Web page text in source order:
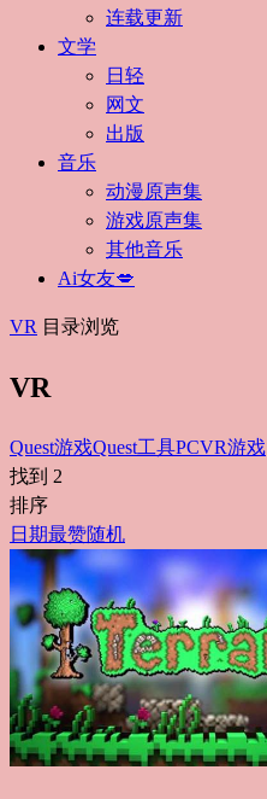
连载更新
文学
日轻
网文
出版
音乐
动漫原声集
游戏原声集
其他音乐
Ai女友💋
VR 目录浏览
VR
Quest游戏Quest工具PCVR游戏
找到 2
排序
日期最赞随机